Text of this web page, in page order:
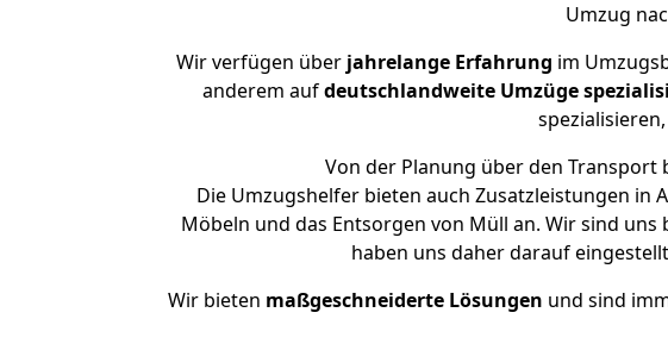
Umzug
Wir verfügen überjahrelange Erfahrung im
anderem aufdeutschlandweite Umzüge
Von der Planung über den
Die Umzugshelfer bieten auch Zusatzleistungen in
Möbeln und das Entsorgen von Müll an. Wir sind
haben uns daher darauf
Wir bieten maßgeschneiderte Lösungen und sind